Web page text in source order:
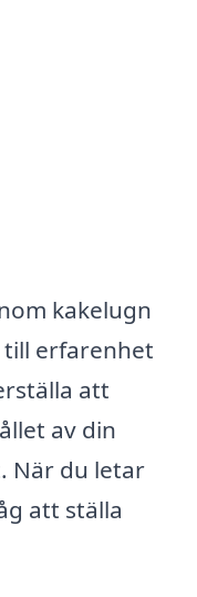
kakelugn
erfarenhet
att
av din
När du letar
att ställa